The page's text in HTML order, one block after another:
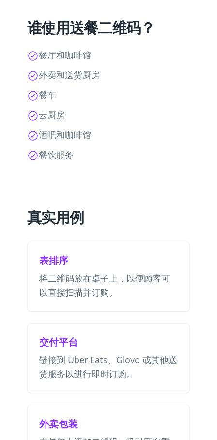
谁使用送餐二维码？
餐厅和咖啡馆
外卖和送货厨房
餐车
云厨房
酒吧和咖啡馆
餐饮服务
真实用例
表排序
将二维码放在桌子上，以便顾客可
以直接扫描并订购。
交付平台
链接到 Uber Eats、Glovo 或其他送
货服务以进行即时订购。
外卖包装